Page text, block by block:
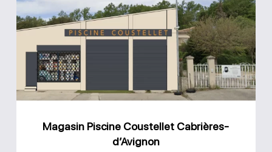
Coustellet
Cabrières-
d’Avignon
Magasin Piscine Coustellet Cabrières-
d’Avignon